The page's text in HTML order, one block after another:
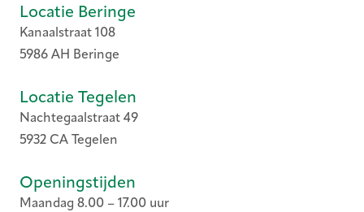
Locatie Beringe
Kanaalstraat 108
5986 AH Beringe
Locatie Tegelen
Nachtegaalstraat 49
5932 CA Tegelen
Openingstijden
Maandag 8.00 – 17.00 uur